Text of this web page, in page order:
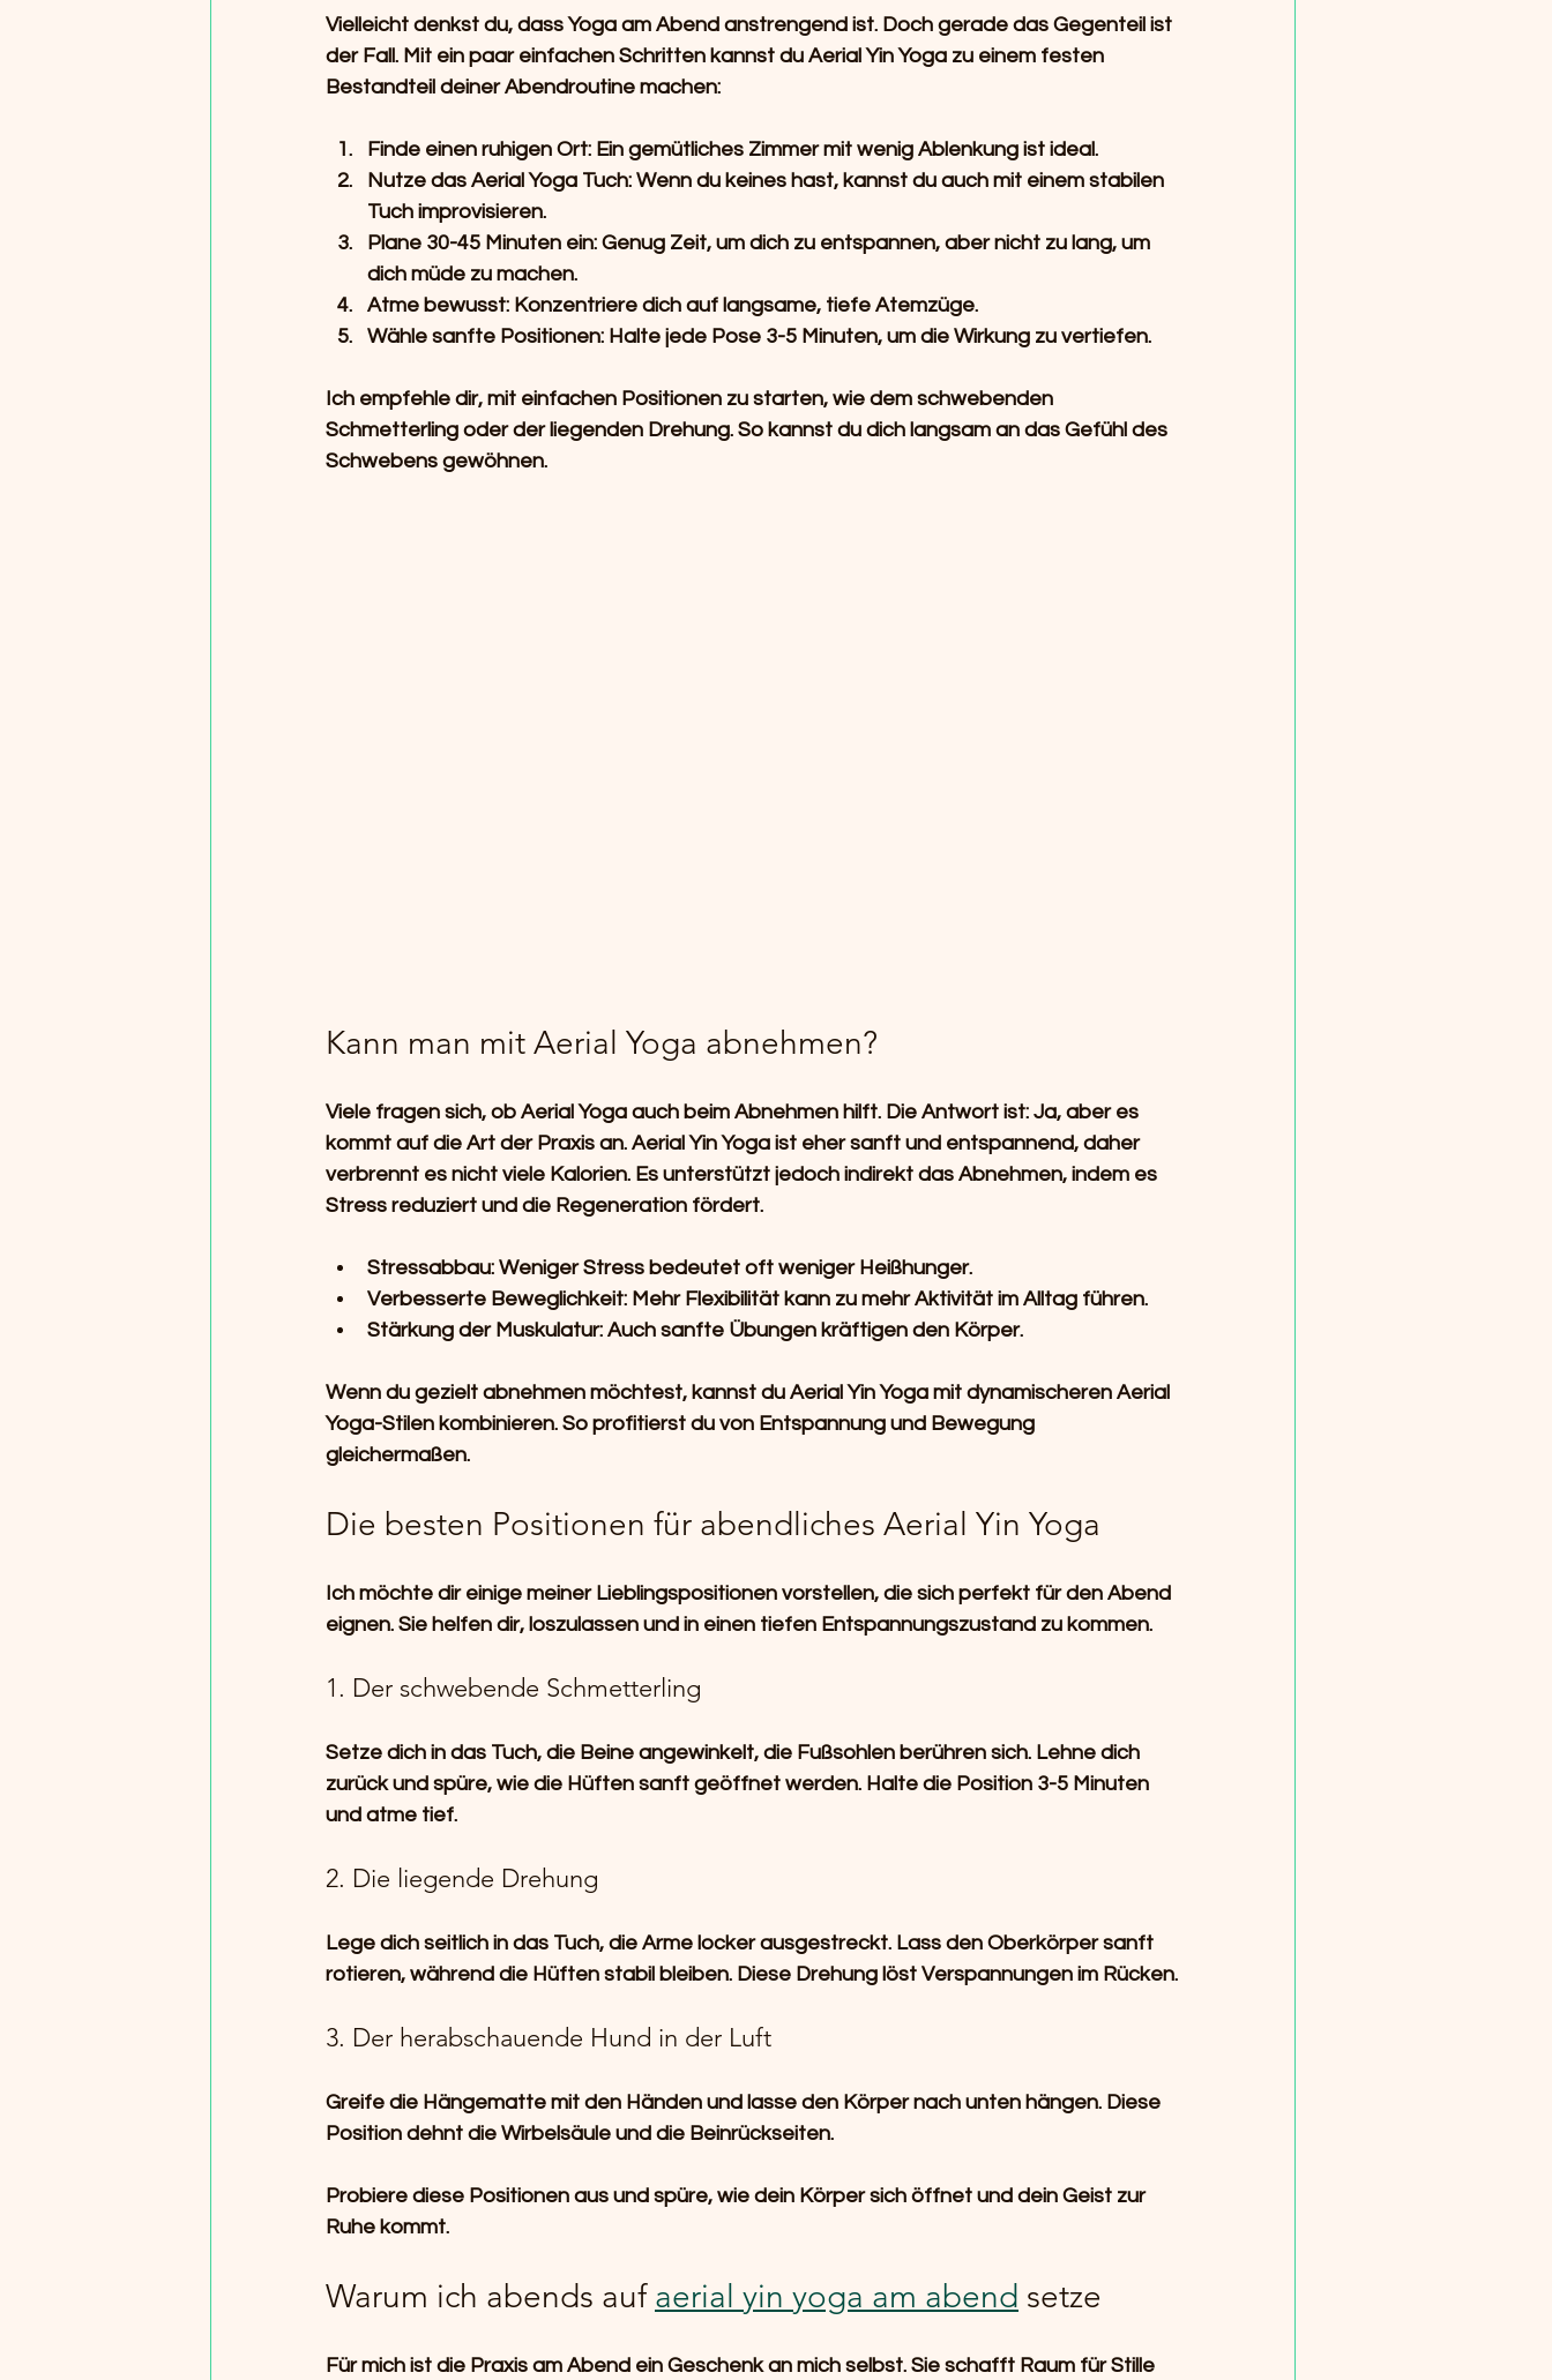
Vielleicht denkst du, dass Yoga am Abend anstrengend ist. Doch gerade das Gegenteil ist
der Fall. Mit ein paar einfachen Schritten kannst du Aerial Yin Yoga zu einem festen
Bestandteil deiner Abendroutine machen:
Finde einen ruhigen Ort: Ein gemütliches Zimmer mit wenig Ablenkung ist ideal.
Nutze das Aerial Yoga Tuch: Wenn du keines hast, kannst du auch mit einem stabilen
Tuch improvisieren.
Plane 30-45 Minuten ein: Genug Zeit, um dich zu entspannen, aber nicht zu lang, um
dich müde zu machen.
Atme bewusst: Konzentriere dich auf langsame, tiefe Atemzüge.
Wähle sanfte Positionen: Halte jede Pose 3-5 Minuten, um die Wirkung zu vertiefen.
Ich empfehle dir, mit einfachen Positionen zu starten, wie dem schwebenden
Schmetterling oder der liegenden Drehung. So kannst du dich langsam an das Gefühl des
Schwebens gewöhnen.
Kann man mit Aerial Yoga abnehmen?
Viele fragen sich, ob Aerial Yoga auch beim Abnehmen hilft. Die Antwort ist: Ja, aber es
kommt auf die Art der Praxis an. Aerial Yin Yoga ist eher sanft und entspannend, daher
verbrennt es nicht viele Kalorien. Es unterstützt jedoch indirekt das Abnehmen, indem es
Stress reduziert und die Regeneration fördert.
Stressabbau: Weniger Stress bedeutet oft weniger Heißhunger.
Verbesserte Beweglichkeit: Mehr Flexibilität kann zu mehr Aktivität im Alltag führen.
Stärkung der Muskulatur: Auch sanfte Übungen kräftigen den Körper.
Wenn du gezielt abnehmen möchtest, kannst du Aerial Yin Yoga mit dynamischeren Aerial
Yoga-Stilen kombinieren. So profitierst du von Entspannung und Bewegung
gleichermaßen.
Die besten Positionen für abendliches Aerial Yin Yoga
Ich möchte dir einige meiner Lieblingspositionen vorstellen, die sich perfekt für den Abend
eignen. Sie helfen dir, loszulassen und in einen tiefen Entspannungszustand zu kommen.
1. Der schwebende Schmetterling
Setze dich in das Tuch, die Beine angewinkelt, die Fußsohlen berühren sich. Lehne dich
zurück und spüre, wie die Hüften sanft geöffnet werden. Halte die Position 3-5 Minuten
und atme tief.
2. Die liegende Drehung
Lege dich seitlich in das Tuch, die Arme locker ausgestreckt. Lass den Oberkörper sanft
rotieren, während die Hüften stabil bleiben. Diese Drehung löst Verspannungen im Rücken.
3. Der herabschauende Hund in der Luft
Greife die Hängematte mit den Händen und lasse den Körper nach unten hängen. Diese
Position dehnt die Wirbelsäule und die Beinrückseiten.
Probiere diese Positionen aus und spüre, wie dein Körper sich öffnet und dein Geist zur
Ruhe kommt.
Warum ich abends auf aerial yin yoga am abend setze
Für mich ist die Praxis am Abend ein Geschenk an mich selbst. Sie schafft Raum für Stille